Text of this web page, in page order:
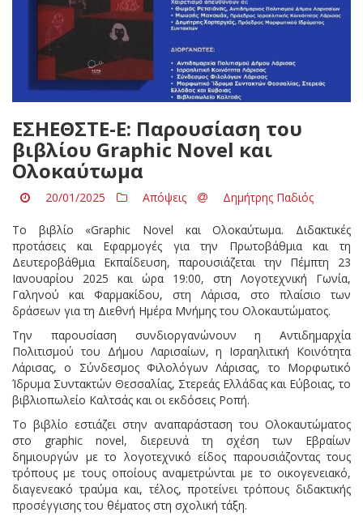
ΕΣΗΕΘΣΤΕ-Ε: Παρουσίαση του
βιβλίου Graphic Novel και
Ολοκαύτωμα
20/01/2025 Απόψεις Δημήτρης Παδιός
Το βιβλίο «Graphic Novel και Ολοκαύτωμα. Διδακτικές
προτάσεις και Εφαρμογές για την Πρωτοβάθμια και τη
Δευτεροβάθμια Εκπαίδευση, παρουσιάζεται την Πέμπτη 23
Ιανουαρίου 2025 και ώρα 19:00, στη Λογοτεχνική Γωνία,
Γαληνού και Φαρμακίδου, στη Λάρισα, στο πλαίσιο των
δράσεων για τη Διεθνή Ημέρα Μνήμης του Ολοκαυτώματος.
Την παρουσίαση συνδιοργανώνουν η Αντιδημαρχία
Πολιτισμού του Δήμου Λαρισαίων, η Ισραηλιτική Κοινότητα
Λάρισας, ο Σύνδεσμος Φιλολόγων Λάρισας, το Μορφωτικό
Ίδρυμα Συντακτών Θεσσαλίας, Στερεάς Ελλάδας και Εύβοιας, το
βιβλιοπωλείο Καλτσάς και οι εκδόσεις Ροπή.
Το βιβλίο εστιάζει στην αναπαράσταση του Ολοκαυτώματος
στο graphic novel, διερευνά τη σχέση των Εβραίων
δημιουργών με το λογοτεχνικό είδος παρουσιάζοντας τους
τρόπους με τους οποίους αναμετρώνται με το οικογενειακό,
διαγενεακό τραύμα και, τέλος, προτείνει τρόπους διδακτικής
προσέγγισης του θέματος στη σχολική τάξη.